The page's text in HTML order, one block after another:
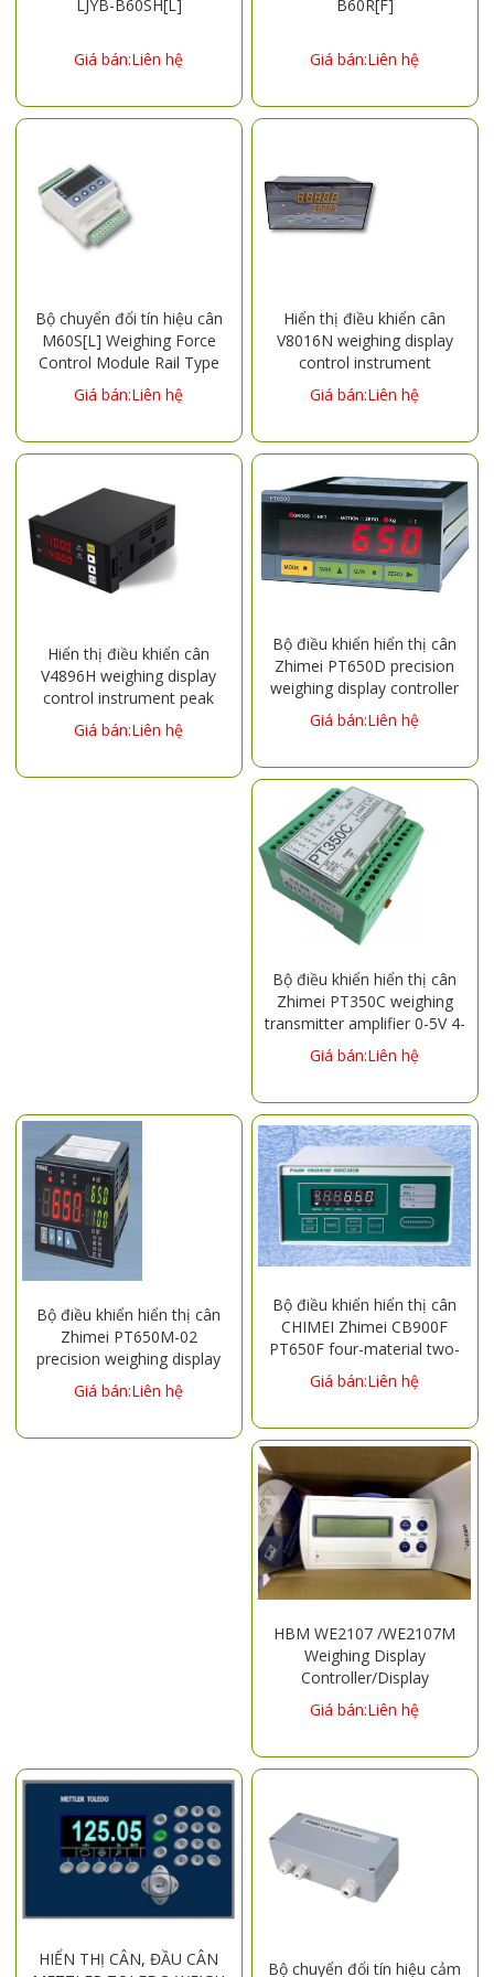
LJYB-B60SH[L]
Giá bán:Liên hệ
B60R[F]
Giá bán:Liên hệ
Bộ chuyển đổi tín hiệu cân
M60S[L] Weighing Force
Control Module Rail Type
Peak Detection Peak Hold
Automatic Checkweighing
Giá bán:Liên hệ
Hiển thị điều khiển cân
V8016N weighing display
control instrument
decrement control peak
retention RS485
measuring instrument
batching scale
Giá bán:Liên hệ
Hiển thị điều khiển cân
V4896H weighing display
control instrument peak
reserved current voltage
transmission RS485
Giá bán:Liên hệ
Bộ điều khiển hiển thị cân
Zhimei PT650D precision
weighing display controller
RS232 instrument mixing
station batching scale DC
Giá bán:Liên hệ
Bộ điều khiển hiển thị cân
Zhimei PT350C weighing
transmitter amplifier 0-5V 4-
20mA mixing tank batching
instrument
Giá bán:Liên hệ
Bộ điều khiển hiển thị cân
Zhimei PT650M-02
precision weighing display
control instrument RS232 4-
20mA mixing station
Giá bán:Liên hệ
Bộ điều khiển hiển thị cân
CHIMEI Zhimei CB900F
PT650F four-material two-
speed ingredient packaging
weighing display control
Giá bán:Liên hệ
HBM WE2107 /WE2107M
Weighing Display
Controller/Display
Instrument
Giá bán:Liên hệ
HIỂN THỊ CÂN, ĐẦU CÂN
Bộ chuyển đổi tín hiệu cảm